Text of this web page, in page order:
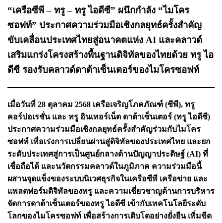
“เครือซีพี – ทรู – ทรู ไอดีซี” ผนึกกำลัง “ไมโคร
ซอฟท์” ประกาศความร่วมมือเชิงกลยุทธ์ครั้งสำคัญ
ขับเคลื่อนประเทศไทยสู่อนาคตแห่ง AI และคลาวด์
เสริมแกร่งโครงสร้างพื้นฐานดิจิทัลของไทยด้วย ทรู ไอ
ดีซี รองรับคลาวด์ดาต้าเซ็นเตอร์ของไมโครซอฟท์
เมื่อวันที่ 28 ตุลาคม 2568 เครือเจริญโภคภัณฑ์ (ซีพี), ทรู
คอร์ปอเรชั่น และ ทรู อินเทอร์เน็ต ดาต้าเซ็นเตอร์ (ทรู ไอดีซี)
ประกาศความร่วมมือเชิงกลยุทธ์ครั้งสำคัญร่วมกับไมโคร
ซอฟท์ เพื่อเร่งการเปลี่ยนผ่านสู่ดิจิทัลของประเทศไทย และยก
ระดับประเทศสู่การเป็นศูนย์กลางด้านปัญญาประดิษฐ์ (AI) ที่
เชื่อถือได้ และนวัตกรรมคลาวด์ในภูมิภาค ความร่วมมือนี้
ผสานจุดแข็งของระบบนิเวศธุรกิจในเครือซีพี เครือข่าย และ
แพลตฟอร์มดิจิทัลของทรู และความเชี่ยวชาญด้านการบริหาร
จัดการดาต้าเซ็นเตอร์ของทรู ไอดีซี เข้ากับเทคโนโลยีระดับ
โลกของไมโครซอฟท์ เพื่อสร้างการเติบโตอย่างยั่งยืน เพิ่มขีด